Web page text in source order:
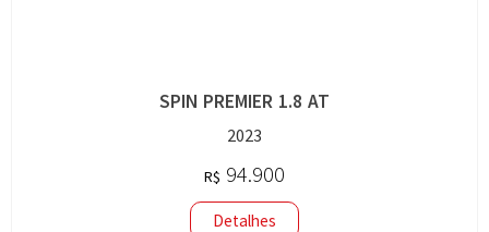
SPIN PREMIER 1.8 AT
2023
R$ 94.900
Detalhes